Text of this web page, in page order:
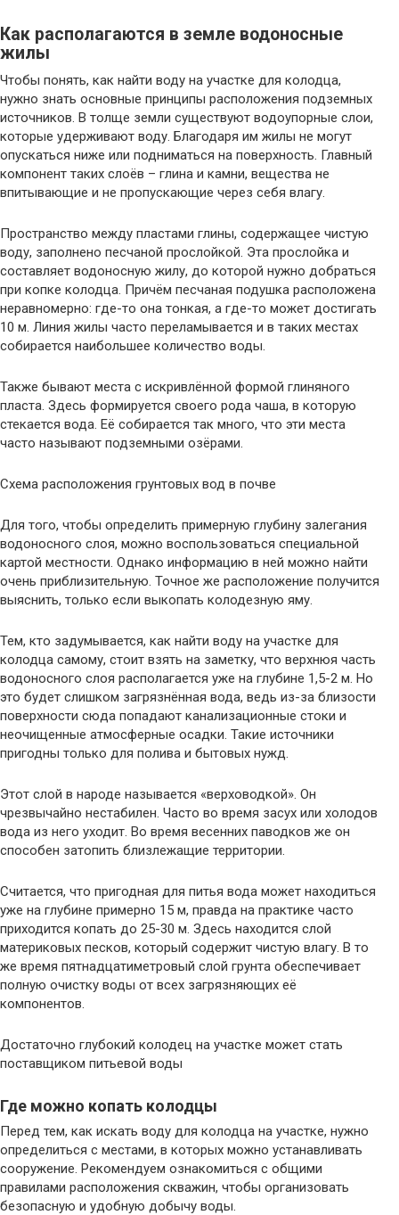
Как располагаются в земле водоносные
жилы
Чтобы понять, как найти воду на участке для колодца,
нужно знать основные принципы расположения подземных
источников. В толще земли существуют водоупорные слои,
которые удерживают воду. Благодаря им жилы не могут
опускаться ниже или подниматься на поверхность. Главный
компонент таких слоёв – глина и камни, вещества не
впитывающие и не пропускающие через себя влагу.
Пространство между пластами глины, содержащее чистую
воду, заполнено песчаной прослойкой. Эта прослойка и
составляет водоносную жилу, до которой нужно добраться
при копке колодца. Причём песчаная подушка расположена
неравномерно: где-то она тонкая, а где-то может достигать
10 м. Линия жилы часто переламывается и в таких местах
собирается наибольшее количество воды.
Также бывают места с искривлённой формой глиняного
пласта. Здесь формируется своего рода чаша, в которую
стекается вода. Её собирается так много, что эти места
часто называют подземными озёрами.
Схема расположения грунтовых вод в почве
Для того, чтобы определить примерную глубину залегания
водоносного слоя, можно воспользоваться специальной
картой местности. Однако информацию в ней можно найти
очень приблизительную. Точное же расположение получится
выяснить, только если выкопать колодезную яму.
Тем, кто задумывается, как найти воду на участке для
колодца самому, стоит взять на заметку, что верхнюя часть
водоносного слоя располагается уже на глубине 1,5-2 м. Но
это будет слишком загрязнённая вода, ведь из-за близости
поверхности сюда попадают канализационные стоки и
неочищенные атмосферные осадки. Такие источники
пригодны только для полива и бытовых нужд.
Этот слой в народе называется «верховодкой». Он
чрезвычайно нестабилен. Часто во время засух или холодов
вода из него уходит. Во время весенних паводков же он
способен затопить близлежащие территории.
Считается, что пригодная для питья вода может находиться
уже на глубине примерно 15 м, правда на практике часто
приходится копать до 25-30 м. Здесь находится слой
материковых песков, который содержит чистую влагу. В то
же время пятнадцатиметровый слой грунта обеспечивает
полную очистку воды от всех загрязняющих её
компонентов.
Достаточно глубокий колодец на участке может стать
поставщиком питьевой воды
Где можно копать колодцы
Перед тем, как искать воду для колодца на участке, нужно
определиться с местами, в которых можно устанавливать
сооружение. Рекомендуем ознакомиться с общими
правилами расположения скважин, чтобы организовать
безопасную и удобную добычу воды.